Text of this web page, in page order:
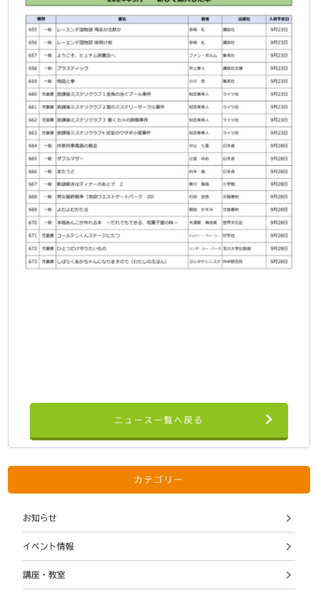
ニュース一覧へ戻る
カテゴリー
お知らせ
イベント情報
講座・教室